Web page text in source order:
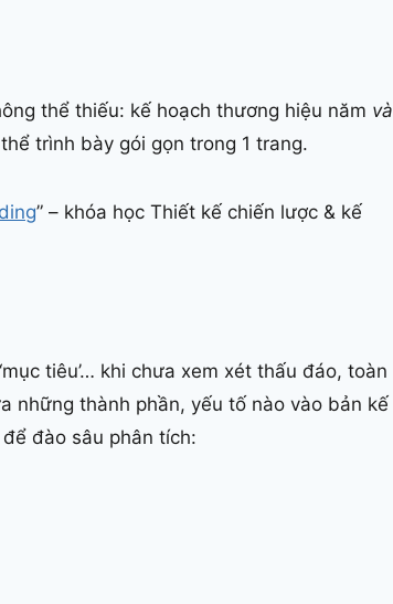
thể thiếu: kế hoạch thương hiệu năm và
trình bày gói gọn trong 1 trang.
” – khóa học Thiết kế chiến lược & kế
tiêu’… khi chưa xem xét thấu đáo, toàn
những thành phần, yếu tố nào vào bản kế
để đào sâu phân tích: